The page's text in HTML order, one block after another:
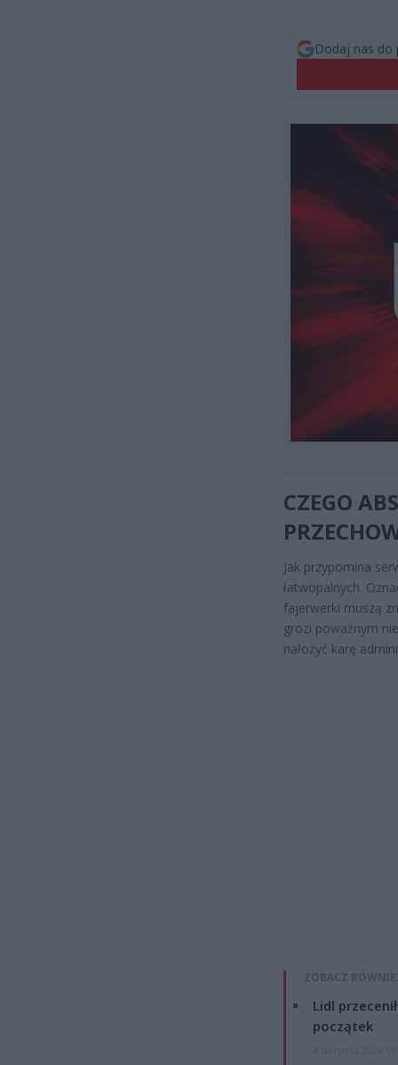
Dodaj nas do
CZEGO
Jak przypomina
łatwopalnych.
fajerwerki muszą
grozi poważnym
nałożyć karę
ZOBACZ
Lidl
początek